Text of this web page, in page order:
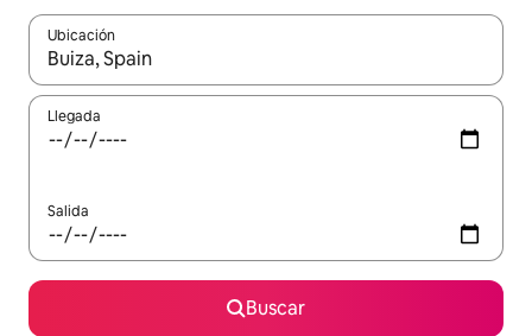
Ubicación
Cuando los resultados estén disponibles, podrás navegar
Llegada
Salida
Buscar